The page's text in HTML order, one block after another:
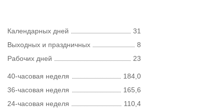
Календарных дней
31
Выходных и праздничных
8
Рабочих дней
23
40-часовая неделя
184,0
36-часовая неделя
165,6
24-часовая неделя
110,4